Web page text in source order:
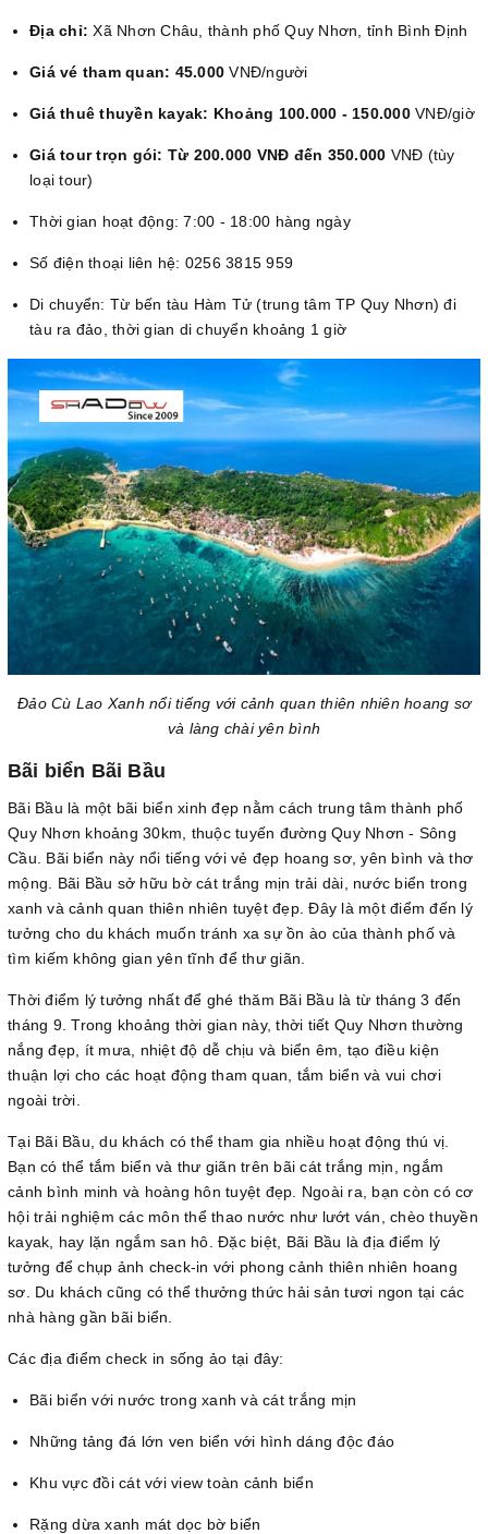
Địa chỉ: Xã Nhơn Châu, thành phố Quy Nhơn, tỉnh Bình Định
Giá vé tham quan: 45.000 VNĐ/người
Giá thuê thuyền kayak: Khoảng 100.000 - 150.000VNĐ/giờ
Giá tour trọn gói: Từ 200.000 VNĐ đến 350.000 VNĐ (tùy
loại tour)
Thời gian hoạt động: 7:00 - 18:00 hàng ngày
Số điện thoại liên hệ: 0256 3815 959
Di chuyển: Từ bến tàu Hàm Tử (trung tâm TP Quy Nhơn) đi
tàu ra đảo, thời gian di chuyển khoảng 1 giờ
Đảo Cù Lao Xanh nổi tiếng với cảnh quan thiên nhiên hoang sơ
và làng chài yên bình
Bãi biển Bãi Bầu
Bãi Bầu là một bãi biển xinh đẹp nằm cách trung tâm thành phố
Quy Nhơn khoảng 30km, thuộc tuyến đường Quy Nhơn - Sông
Cầu. Bãi biển này nổi tiếng với vẻ đẹp hoang sơ, yên bình và thơ
mộng. Bãi Bầu sở hữu bờ cát trắng mịn trải dài, nước biển trong
xanh và cảnh quan thiên nhiên tuyệt đẹp. Đây là một điểm đến lý
tưởng cho du khách muốn tránh xa sự ồn ào của thành phố và
tìm kiếm không gian yên tĩnh để thư giãn.
Thời điểm lý tưởng nhất để ghé thăm Bãi Bầu là từ tháng 3 đến
tháng 9. Trong khoảng thời gian này, thời tiết Quy Nhơn thường
nắng đẹp, ít mưa, nhiệt độ dễ chịu và biển êm, tạo điều kiện
thuận lợi cho các hoạt động tham quan, tắm biển và vui chơi
ngoài trời.
Tại Bãi Bầu, du khách có thể tham gia nhiều hoạt động thú vị.
Bạn có thể tắm biển và thư giãn trên bãi cát trắng mịn, ngắm
cảnh bình minh và hoàng hôn tuyệt đẹp. Ngoài ra, bạn còn có cơ
hội trải nghiệm các môn thể thao nước như lướt ván, chèo thuyền
kayak, hay lặn ngắm san hô. Đặc biệt, Bãi Bầu là địa điểm lý
tưởng để chụp ảnh check-in với phong cảnh thiên nhiên hoang
sơ. Du khách cũng có thể thưởng thức hải sản tươi ngon tại các
nhà hàng gần bãi biển.
Các địa điểm check in sống ảo tại đây:
Bãi biển với nước trong xanh và cát trắng mịn
Những tảng đá lớn ven biển với hình dáng độc đáo
Khu vực đồi cát với view toàn cảnh biển
Rặng dừa xanh mát dọc bờ biển